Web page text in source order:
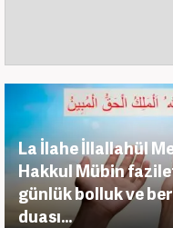
La İlahe İllallahül
Hakkul Mübin
günlük bolluk ve
duası...